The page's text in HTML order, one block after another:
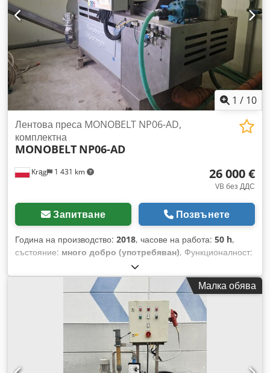
1 / 10
Krąg 1 431 km
Лентова преса MONOBELT NP06-AD,
комплектна
MONOBELT NP06-AD
26 000 €
VB без ДДС
Запитване Позвънете
Година на производство: 2018, часове на работа: 50 h,
състояние: много добро (употребяван), Функционалност:
, номер на машина/превозно
средство:C18/016/NP/06, Продавам преса за
обезводняване на утайки MONOBELT NP06-AD –
комплектна линия с помпи, резервоар за полимер и винт за
повдигане на обезводнените утайки, например, за
товарене в ремарке. Codpszhgprjfx Af Ejrf Година на
производство 2018 г., практически неизползвана, оказа се
неподходяща за извършваната дейност и бяха приложени
други решения.
Малка обява